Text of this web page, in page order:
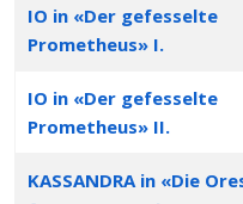
Stück Inszenierung
IO in «Der gefesselte
Prometheus» I.
IO in «Der gefesselte
Prometheus» II.
KASSANDRA in «Die